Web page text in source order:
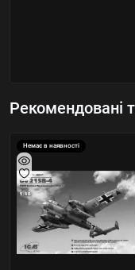
Рекомендовані
Немає в наявності